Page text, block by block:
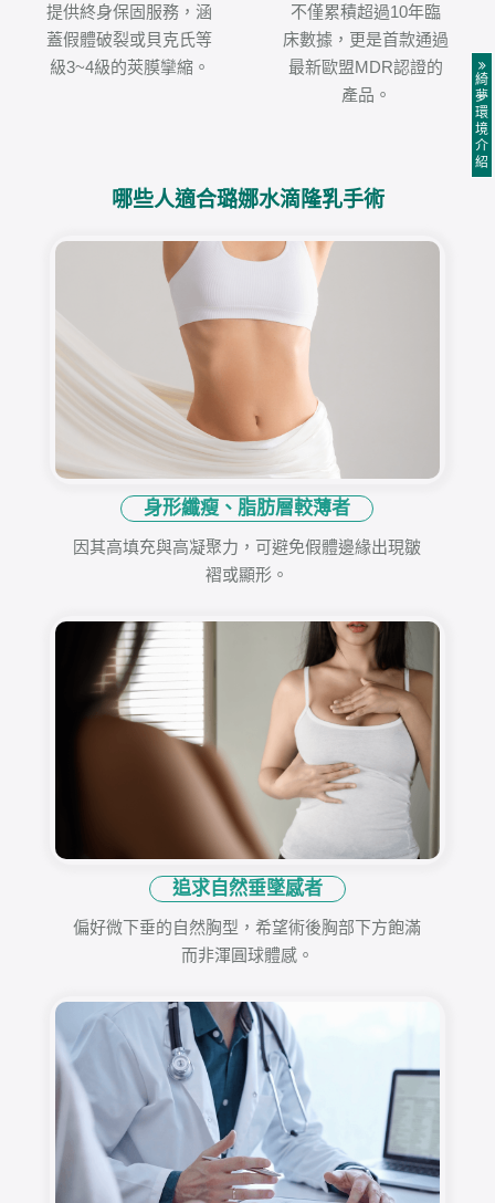
提供終身保固服務，涵
蓋假體破裂或貝克氏等
級3~4級的莢膜攣縮。
不僅累積超過10年臨
床數據，更是首款通過
最新歐盟MDR認證的
產品。
哪些人適合璐娜水滴隆乳手術
身形纖瘦、脂肪層較薄者
因其高填充與高凝聚力，可避免假體邊緣出現皺
褶或顯形。
追求自然垂墜感者
偏好微下垂的自然胸型，希望術後胸部下方飽滿
而非渾圓球體感。
綺
夢
環
境
介
紹